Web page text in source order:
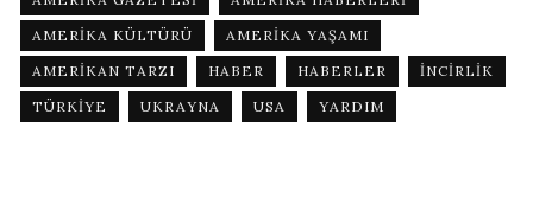
AMERIKA KÜLTÜRÜ
AMERIKA YAŞAMI
AMERIKAN TARZI
HABER HABERLER
INCIRLIK
TÜRKIYE
UKRAYNA USA YARDIM